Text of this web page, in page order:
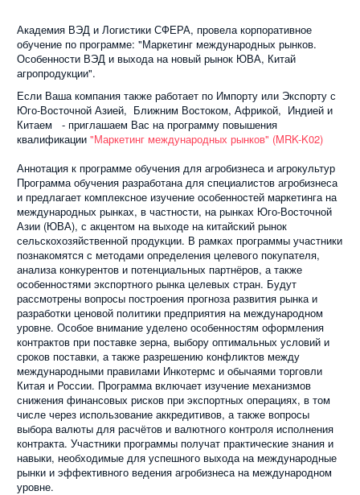
Академия ВЭД и Логистики СФЕРА, провела корпоративное
обучение по программе: "Маркетинг международных рынков.
Особенности ВЭД и выхода на новый рынок ЮВА, Китай
агропродукции".
Если Ваша компания также работает по Импорту или Экспорту с
Юго-Восточной Азией, Ближним Востоком, Африкой, Индией и
Китаем - приглашаем Вас на программу повышения
квалификации "Маркетинг международных рынков" (MRK-K02)
Аннотация к программе обучения для агробизнеса и агрокультур
Программа обучения разработана для специалистов агробизнеса
и предлагает комплексное изучение особенностей маркетинга на
международных рынках, в частности, на рынках Юго-Восточной
Азии (ЮВА), с акцентом на выходе на китайский рынок
сельскохозяйственной продукции. В рамках программы участники
познакомятся с методами определения целевого покупателя,
анализа конкурентов и потенциальных партнёров, а также
особенностями экспортного рынка целевых стран. Будут
рассмотрены вопросы построения прогноза развития рынка и
разработки ценовой политики предприятия на международном
уровне. Особое внимание уделено особенностям оформления
контрактов при поставке зерна, выбору оптимальных условий и
сроков поставки, а также разрешению конфликтов между
международными правилами Инкотермс и обычаями торговли
Китая и России. Программа включает изучение механизмов
снижения финансовых рисков при экспортных операциях, в том
числе через использование аккредитивов, а также вопросы
выбора валюты для расчётов и валютного контроля исполнения
контракта. Участники программы получат практические знания и
навыки, необходимые для успешного выхода на международные
рынки и эффективного ведения агробизнеса на международном
уровне.